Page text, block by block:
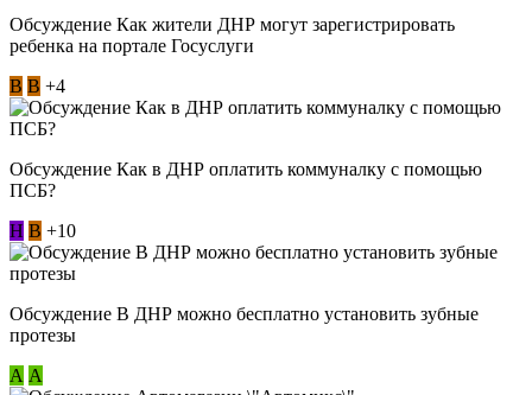
Обсуждение Как жители ДНР могут зарегистрировать
ребенка на портале Госуслуги
В В +4
Обсуждение Как в ДНР оплатить коммуналку с помощью
ПСБ?
Н В +10
Обсуждение В ДНР можно бесплатно установить зубные
протезы
А А